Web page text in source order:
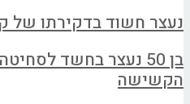
נעצר חשוד בדקירתו של קורבן
בן 50 נעצר בחשד
הקשישה